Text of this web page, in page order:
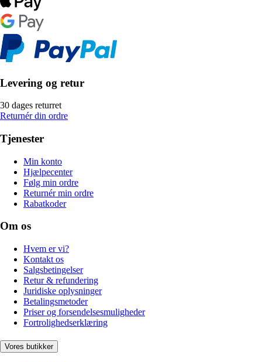
Levering og retur
30 dages returret
Returnér din ordre
Tjenester
Min konto
Hjælpecenter
Følg min ordre
Returnér min ordre
Rabatkoder
Om os
Hvem er vi?
Kontakt os
Salgsbetingelser
Retur & refundering
Juridiske oplysninger
Betalingsmetoder
Priser og forsendelsesmuligheder
Fortrolighedserklæring
Vores butikker